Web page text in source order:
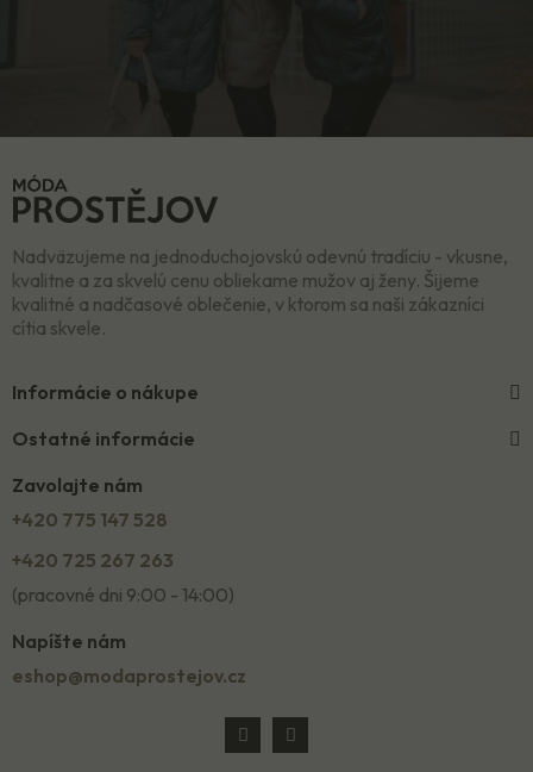
Nadväzujeme na jednoduchojovskú odevnú tradíciu - vkusne,
kvalitne a za skvelú cenu obliekame mužov aj ženy. Šijeme
kvalitné a nadčasové oblečenie, v ktorom sa naši zákazníci
cítia skvele.
Informácie o nákupe
Ostatné informácie
Zavolajte nám
+420 775 147 528
+420 725 267 263
(pracovné dni 9:00 - 14:00)
Napíšte nám
eshop@modaprostejov.cz